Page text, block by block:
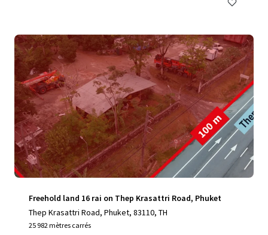
Freehold land 16 rai on Thep Krasattri Road, Phuket
Thep Krasattri Road, Phuket, 83110, TH
25 982 mètres carrés